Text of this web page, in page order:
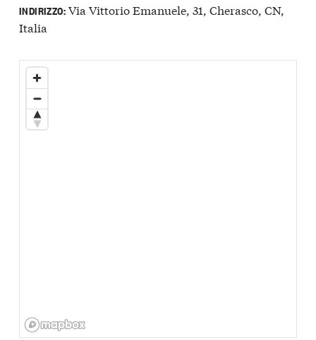
INDIRIZZO:Via Vittorio Emanuele, 31, Cherasco, CN,
Italia